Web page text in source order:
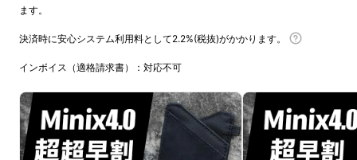
ます。
決済時に安心システム利用料として2.2%(税抜)がかかります。
インボイス（適格請求書）：対応不可